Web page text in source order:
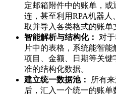
定邮箱附件中的账单，
连，甚至利用RPA机器
取并导入各类格式的账单
智能解析与结构化：
对
片中的表格，系统能智
项目、金额、日期等关
准的结构化数据。
建立统一数据池：
所有
后，汇入一个统一的账